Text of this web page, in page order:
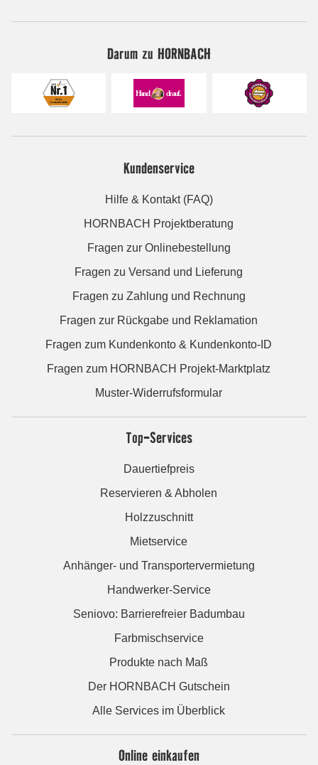
Darum zu HORNBACH
Kundenservice
Hilfe & Kontakt (FAQ)
HORNBACH Projektberatung
Fragen zur Onlinebestellung
Fragen zu Versand und Lieferung
Fragen zu Zahlung und Rechnung
Fragen zur Rückgabe und Reklamation
Fragen zum Kundenkonto & Kundenkonto-ID
Fragen zum HORNBACH Projekt-Marktplatz
Muster-Widerrufsformular
Top-Services
Dauertiefpreis
Reservieren & Abholen
Holzzuschnitt
Mietservice
Anhänger- und Transportervermietung
Handwerker-Service
Seniovo: Barrierefreier Badumbau
Farbmischservice
Produkte nach Maß
Der HORNBACH Gutschein
Alle Services im Überblick
Online einkaufen